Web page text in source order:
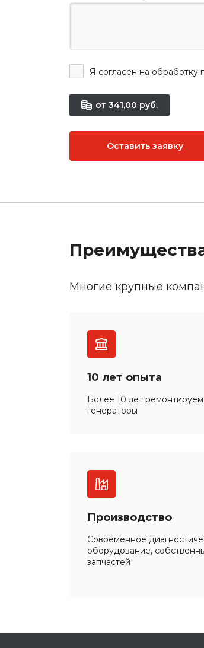
Я согласен на обработку
от 341,00 руб.
Оставить заявку
Многие крупные
10 лет опыта
Более 10 лет
генераторы
Производство
Современное
оборудование,
запчастей